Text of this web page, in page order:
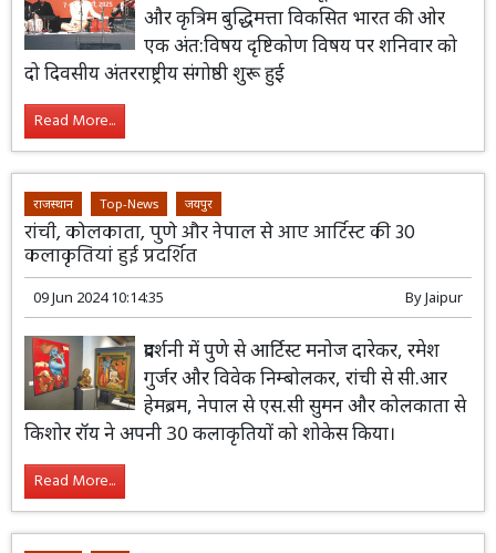
और कृत्रिम बुद्धिमत्ता विकसित भारत की ओर
एक अंत:विषय दृष्टिकोण विषय पर शनिवार को
दो दिवसीय अंतरराष्ट्रीय संगोष्ठी शुरू हुई
Read More...
राजस्थान Top-News जयपुर
रांची, कोलकाता, पुणे और नेपाल से आए आर्टिस्ट की 30
कलाकृतियां हुई प्रदर्शित
09 Jun 2024 10:14:35 ByJaipur
प्रदर्शनी में पुणे से आर्टिस्ट मनोज दारेकर, रमेश
गुर्जर और विवेक निम्बोलकर, रांची से सी.आर
हेमब्रम, नेपाल से एस.सी सुमन और कोलकाता से
किशोर रॉय ने अपनी 30 कलाकृतियों को शोकेस किया।
Read More...